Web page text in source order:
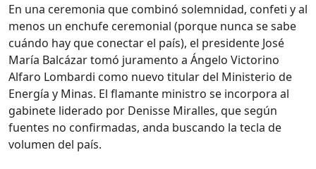
En una ceremonia que combinó solemnidad, confeti y al
menos un enchufe ceremonial (porque nunca se sabe
cuándo hay que conectar el país), el presidente José
María Balcázar tomó juramento a Ángelo Victorino
Alfaro Lombardi como nuevo titular del Ministerio de
Energía y Minas. El flamante ministro se incorpora al
gabinete liderado por Denisse Miralles, que según
fuentes no confirmadas, anda buscando la tecla de
volumen del país.